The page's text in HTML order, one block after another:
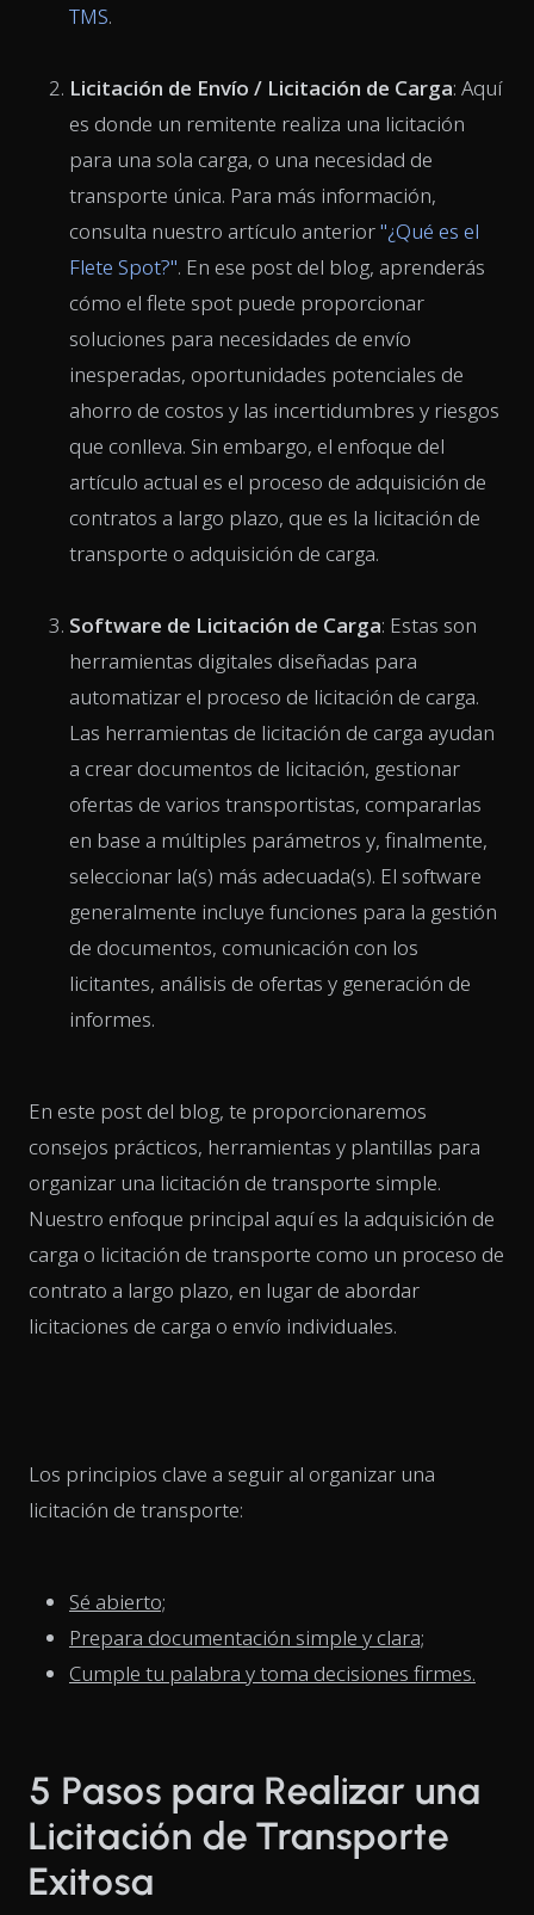
TMS.
Licitación de Envío / Licitación de Carga: Aquí
es donde un remitente realiza una licitación
para una sola carga, o una necesidad de
transporte única. Para más información,
consulta nuestro artículo anterior"¿Qué es el
Flete Spot?". En ese post del blog, aprenderás
cómo el flete spot puede proporcionar
soluciones para necesidades de envío
inesperadas, oportunidades potenciales de
ahorro de costos y las incertidumbres y riesgos
que conlleva. Sin embargo, el enfoque del
artículo actual es el proceso de adquisición de
contratos a largo plazo, que es la licitación de
transporte o adquisición de carga.
Software de Licitación de Carga: Estas son
herramientas digitales diseñadas para
automatizar el proceso de licitación de carga.
Las herramientas de licitación de carga ayudan
a crear documentos de licitación, gestionar
ofertas de varios transportistas, compararlas
en base a múltiples parámetros y, finalmente,
seleccionar la(s) más adecuada(s). El software
generalmente incluye funciones para la gestión
de documentos, comunicación con los
licitantes, análisis de ofertas y generación de
informes.
En este post del blog, te proporcionaremos
consejos prácticos, herramientas y plantillas para
organizar una licitación de transporte simple.
Nuestro enfoque principal aquí es la adquisición de
carga o licitación de transporte como un proceso de
contrato a largo plazo, en lugar de abordar
licitaciones de carga o envío individuales.
Los principios clave a seguir al organizar una
licitación de transporte:
Sé abierto;
Prepara documentación simple y clara;
Cumple tu palabra y toma decisiones firmes.
5 Pasos para Realizar una
Licitación de Transporte
Exitosa